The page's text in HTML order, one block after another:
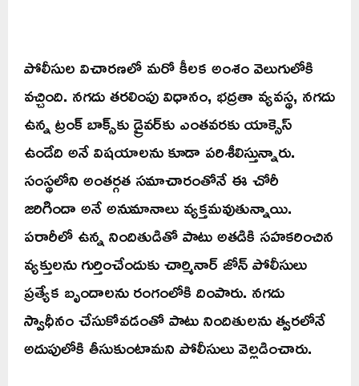
పోలీసుల విచారణలో మరో కీలక అంశం వెలుగులోకి
వచ్చింది. నగదు తరలింపు విధానం, భద్రతా వ్యవస్థ, నగదు
ఉన్న ట్రంక్ బాక్స్‌కు డ్రైవర్‌కు ఎంతవరకు యాక్సెస్
ఉండేది అనే విషయాలను కూడా పరిశీలిస్తున్నారు.
సంస్థలోని అంతర్గత సమాచారంతోనే ఈ చోరీ
జరిగిందా అనే అనుమానాలు వ్యక్తమవుతున్నాయి.
పరారీలో ఉన్న నిందితుడితో పాటు అతడికి సహకరించిన
వ్యక్తులను గుర్తించేందుకు చార్మినార్ జోన్ పోలీసులు
ప్రత్యేక బృందాలను రంగంలోకి దింపారు. నగదు
స్వాధీనం చేసుకోవడంతో పాటు నిందితులను త్వరలోనే
అదుపులోకి తీసుకుంటామని పోలీసులు వెల్లడించారు.